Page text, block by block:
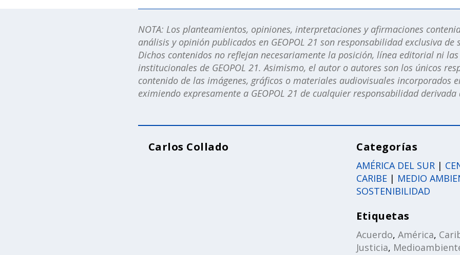
NOTA: Los planteamientos, opiniones, interpretaciones y afirmaciones
análisis y opinión publicados en GEOPOL 21 son responsabilidad exclusiva de
Dichos contenidos no reflejan necesariamente la posición, línea editorial ni
institucionales de GEOPOL 21. Asimismo, el autor o autores son los únicos
contenido de las imágenes, gráficos o materiales audiovisuales incorporados
eximiendo expresamente a GEOPOL 21 de cualquier responsabilidad
Carlos Collado Categorías
AMÉRICA DEL SUR |
CARIBE | MEDIO
SOSTENIBILIDAD
Etiquetas
Acuerdo,América,
Justicia,